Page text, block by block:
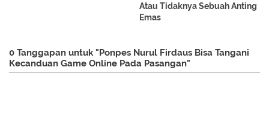
Atau Tidaknya Sebuah Anting
Emas
0 Tanggapan untuk "Ponpes Nurul Firdaus Bisa Tangani
Kecanduan Game Online Pada Pasangan"